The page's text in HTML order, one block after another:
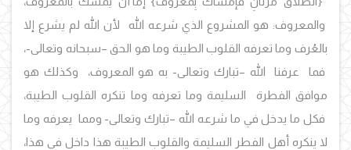
والمعروف: هو المشروع الذي شرعه الله لأن الله لم يشرع إلا
بالعُرف وما تعرفه القلوب الطيبة وما هو الحق –سبحانه وتعالى-،
فما عرفنا الله –تبارك وتعالى- به هو المعروف، وكذلك هو
موافق الفطرة السليمة وما تعرفه وما تنكره القلوب الطيبة،
فكل ما يدخل في ما شرعه الله –تبارك وتعالى- ومما يعرفه وما
لا ينكره أهل الفطر السليمة والقلوب الطيبة هذا داخل في هذا،